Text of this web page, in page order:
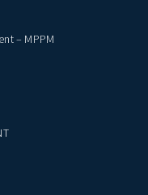
– MPPM